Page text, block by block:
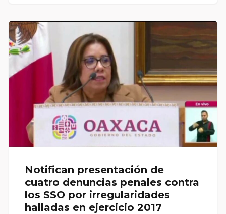
Notifican presentación de
cuatro denuncias penales contra
los SSO por irregularidades
halladas en ejercicio 2017